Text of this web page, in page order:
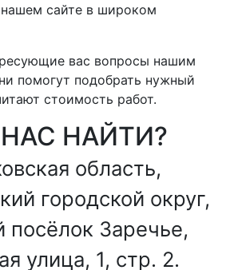
сайте в широком
вас вопросы нашим
помогут подобрать нужный
стоимость работ.
НАЙТИ?
область,
городской округ,
посёлок Заречье,
улица, 1, стр. 2.